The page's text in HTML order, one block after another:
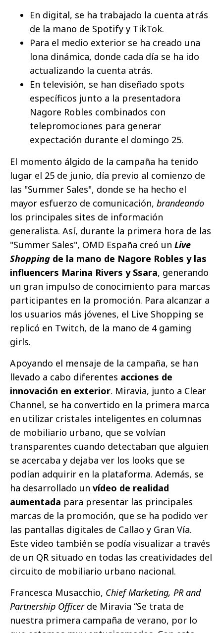
En digital, se ha trabajado la cuenta atrás
de la mano de Spotify y TikTok.
Para el medio exterior se ha creado una
lona dinámica, donde cada día se ha ido
actualizando la cuenta atrás.
En televisión, se han diseñado spots
específicos junto a la presentadora
Nagore Robles combinados con
telepromociones para generar
expectación durante el domingo 25.
El momento álgido de la campaña ha tenido
lugar el 25 de junio, día previo al comienzo de
las "Summer Sales", donde se ha hecho el
mayor esfuerzo de comunicación, brandeando
los principales sites de información
generalista. Así, durante la primera hora de las
"Summer Sales", OMD España creó un Live
Shopping de la mano de Nagore Robles y las
influencers Marina Rivers y Ssara, generando
un gran impulso de conocimiento para marcas
participantes en la promoción. Para alcanzar a
los usuarios más jóvenes, el Live Shopping se
replicó en Twitch, de la mano de 4 gaming
girls.
Apoyando el mensaje de la campaña, se han
llevado a cabo diferentes acciones de
innovación en exterior. Miravia, junto a Clear
Channel, se ha convertido en la primera marca
en utilizar cristales inteligentes en columnas
de mobiliario urbano, que se volvían
transparentes cuando detectaban que alguien
se acercaba y dejaba ver los looks que se
podían adquirir en la plataforma. Además, se
ha desarrollado un vídeo de realidad
aumentada para presentar las principales
marcas de la promoción, que se ha podido ver
las pantallas digitales de Callao y Gran Vía.
Este video también se podía visualizar a través
de un QR situado en todas las creatividades del
circuito de mobiliario urbano nacional.
Francesca Musacchio, Chief Marketing, PR and
Partnership Officerde Miravia “Se trata de
nuestra primera campaña de verano, por lo